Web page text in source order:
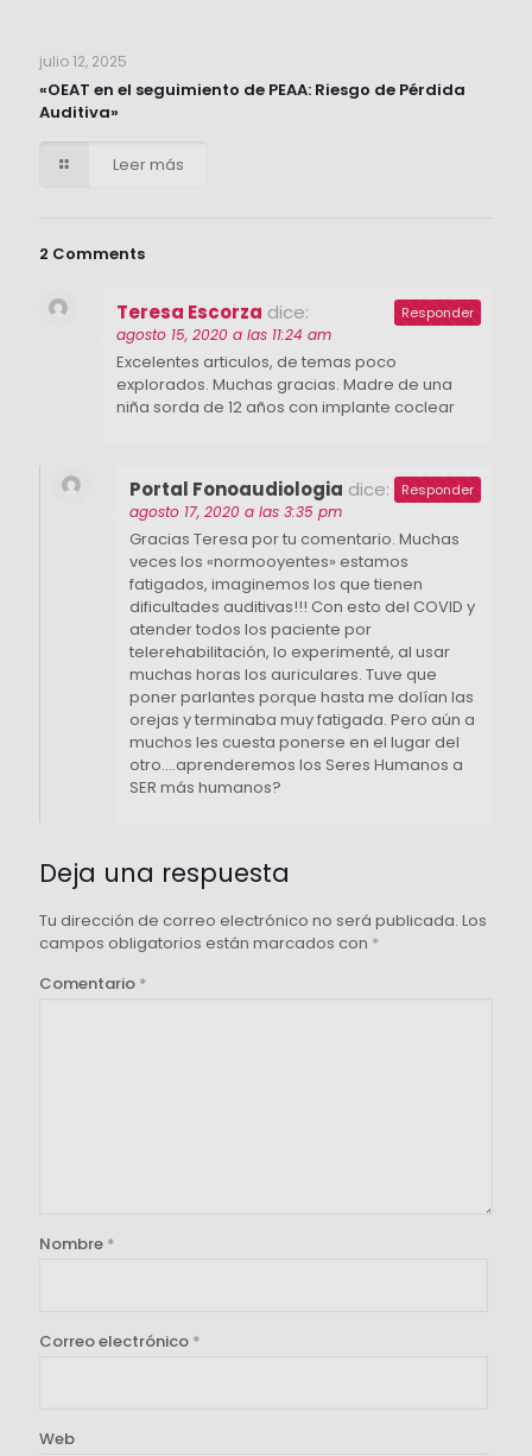
julio 12, 2025
«OEAT en el seguimiento de PEAA: Riesgo de Pérdida
Auditiva»
Leer más
2 Comments
Teresa Escorza dice:
agosto 15, 2020 a las 11:24 am
Excelentes articulos, de temas poco
explorados. Muchas gracias. Madre de una
niña sorda de 12 años con implante coclear
Responder
Portal Fonoaudiologia dice:
agosto 17, 2020 a las 3:35 pm
Gracias Teresa por tu comentario. Muchas
veces los «normooyentes» estamos
fatigados, imaginemos los que tienen
dificultades auditivas!!! Con esto del COVID y
atender todos los paciente por
telerehabilitación, lo experimenté, al usar
muchas horas los auriculares. Tuve que
poner parlantes porque hasta me dolían las
orejas y terminaba muy fatigada. Pero aún a
muchos les cuesta ponerse en el lugar del
otro….aprenderemos los Seres Humanos a
SER más humanos?
Responder
Deja una respuesta
Tu dirección de correo electrónico no será publicada. Los
campos obligatorios están marcados con *
Comentario *
Nombre *
Correo electrónico *
Web